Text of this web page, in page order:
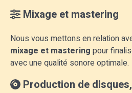
Mixage et mastering
Nous vous mettons en relation
mixage et mastering pour
avec une qualité sonore optimale.
Production de